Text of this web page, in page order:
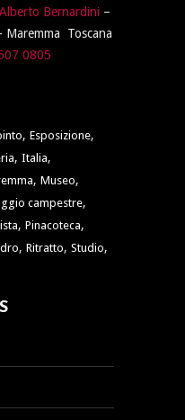
Alberto Bernardini –
Maremma Toscana
0805
, Esposizione,
, Italia,
, Museo,
campestre,
, Pinacoteca,
, Ritratto, Studio,